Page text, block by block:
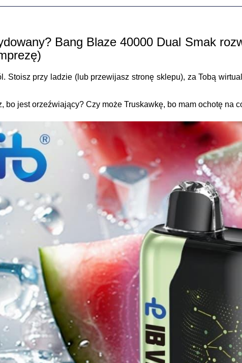
Bang Blaze 40000 Dual Smak
Stoisz przy ladzie (lub przewijasz stronę sklepu), za Tobą
bo jest orzeźwiający? Czy może Truskawkę, bo mam ochotę na